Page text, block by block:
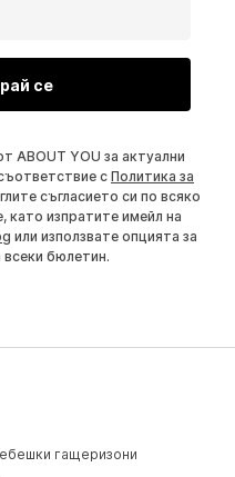
се
ABOUT YOU за актуални
с Политика за
съгласието си по всяко
като изпратите имейл на
или използвате опцията за
всеки бюлетин.
гащеризони